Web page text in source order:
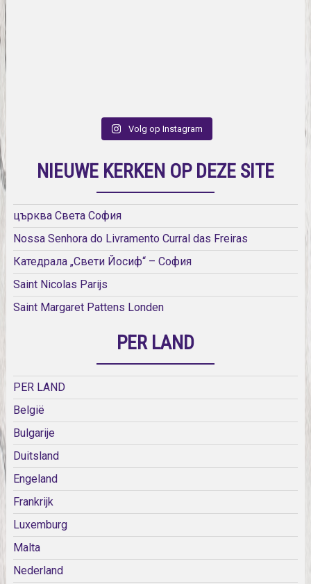
Volg op Instagram
NIEUWE KERKEN OP DEZE SITE
църква Света София
Nossa Senhora do Livramento Curral das Freiras
Катедрала „Свети Йосиф“ – София
Saint Nicolas Parijs
Saint Margaret Pattens Londen
PER LAND
PER LAND
België
Bulgarije
Duitsland
Engeland
Frankrijk
Luxemburg
Malta
Nederland